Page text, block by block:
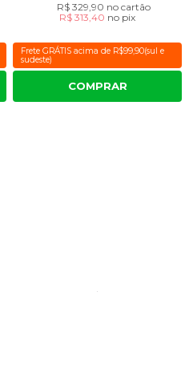
R$ 329,90 no cartão
R$ 313,40 no pix
Frete GRÁTIS acima de R$99,90(sul e
sudeste)
COMPRAR